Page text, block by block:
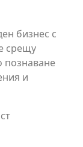
бизнес с
срещу
познаване
и